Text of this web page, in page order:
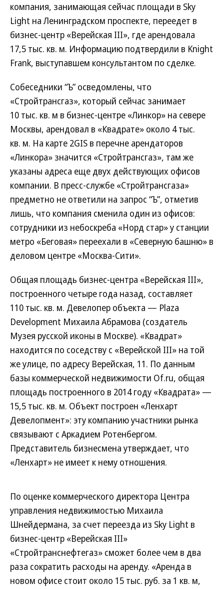
компания, занимающая сейчас площади в Sky
Light на Ленинградском проспекте, переедет в
бизнес-центр «Верейская III», где арендовала
17,5 тыс. кв. м. Информацию подтвердили в Knight
Frank, выступавшем консультантом по сделке.
Собеседники “Ъ” осведомлены, что
«Стройтрансгаз», который сейчас занимает
10 тыс. кв. м в бизнес-центре «Линкор» на севере
Москвы, арендовал в «Квадрате» около 4 тыс.
кв. м. На карте 2GIS в перечне арендаторов
«Линкора» значится «Стройтрансгаз», там же
указаны адреса еще двух действующих офисов
компании. В пресс-службе «Стройтрансгаза»
предметно не ответили на запрос “Ъ”, отметив
лишь, что компания сменила один из офисов:
сотрудники из небоскреба «Норд стар» у станции
метро «Беговая» переехали в «Северную башню» в
деловом центре «Москва-Сити».
Общая площадь бизнес-центра «Верейская III»,
построенного четыре года назад, составляет
110 тыс. кв. м. Девелопер объекта — Plaza
Development Михаила Абрамова (создатель
Музея русской иконы в Москве). «Квадрат»
находится по соседству с «Верейской III» на той
же улице, по адресу Верейская, 11. По данным
базы коммерческой недвижимости Of.ru, общая
площадь построенного в 2014 году «Квадрата» —
15,5 тыс. кв. м. Объект построен «Ленхарт
Девелопмент»: эту компанию участники рынка
связывают с Аркадием Ротенбергом.
Представитель бизнесмена утверждает, что
«Ленхарт» не имеет к нему отношения.
По оценке коммерческого директора Центра
управления недвижимостью Михаила
Шнейдермана, за счет переезда из Sky Light в
бизнес-центр «Верейская III»
«Стройтранснефтегаз» сможет более чем в два
раза сократить расходы на аренду. «Аренда в
новом офисе стоит около 15 тыс. руб. за 1 кв. м,